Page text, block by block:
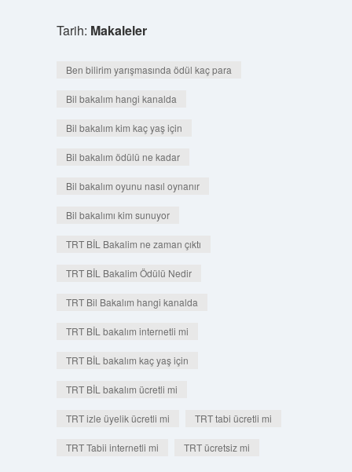
Tarih: Makaleler
Ben bilirim yarışmasında ödül kaç para
Bil bakalım hangi kanalda
Bil bakalım kim kaç yaş için
Bil bakalım ödülü ne kadar
Bil bakalım oyunu nasıl oynanır
Bil bakalımı kim sunuyor
TRT BİL Bakalim ne zaman çıktı
TRT BİL Bakalim Ödülü Nedir
TRT Bil Bakalım hangi kanalda
TRT BİL bakalım internetli mi
TRT BİL bakalım kaç yaş için
TRT BİL bakalım ücretli mi
TRT izle üyelik ücretli mi TRT tabi ücretli mi
TRT Tabii internetli mi TRT ücretsiz mi